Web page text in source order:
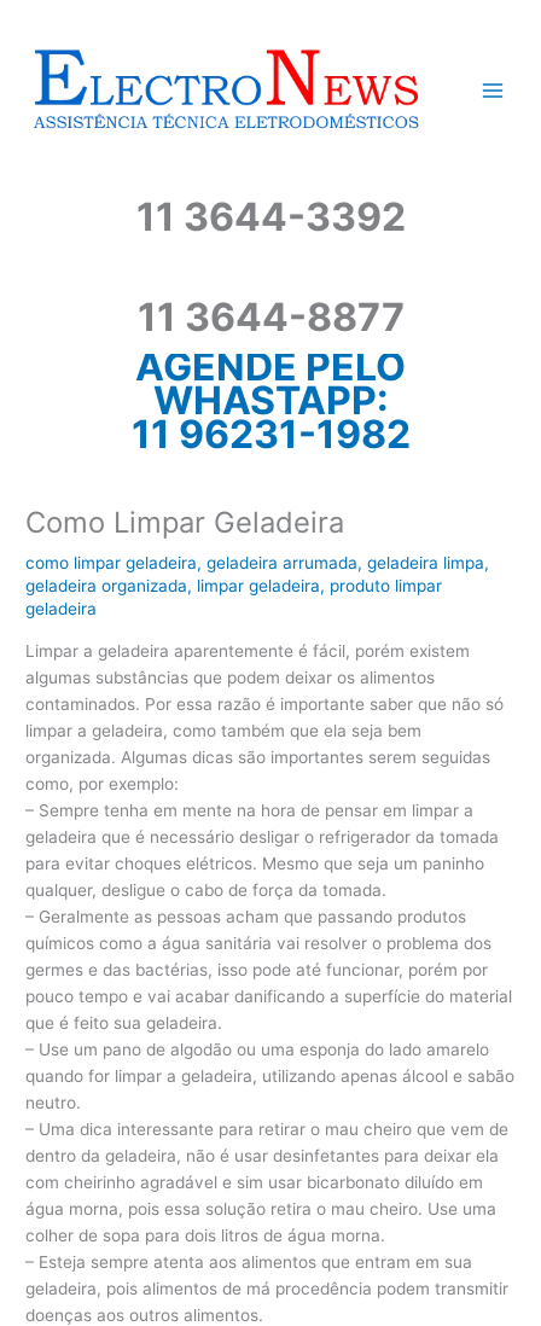
conteúdo
11 3644-3392
11 3644-8877
AGENDE PELO
WHASTAPP:
11 96231-1982
Como Limpar Geladeira
como limpar geladeira,geladeira arrumada,geladeira limpa,
geladeira organizada, limpar geladeira, produto limpar
geladeira
Limpar a geladeira aparentemente é fácil, porém existem
algumas substâncias que podem deixar os alimentos
contaminados. Por essa razão é importante saber que não só
limpar a geladeira, como também que ela seja bem
organizada. Algumas dicas são importantes serem seguidas
como, por exemplo:
– Sempre tenha em mente na hora de pensar em limpar a
geladeira que é necessário desligar o refrigerador da tomada
para evitar choques elétricos. Mesmo que seja um paninho
qualquer, desligue o cabo de força da tomada.
– Geralmente as pessoas acham que passando produtos
químicos como a água sanitária vai resolver o problema dos
germes e das bactérias, isso pode até funcionar, porém por
pouco tempo e vai acabar danificando a superfície do material
que é feito sua geladeira.
– Use um pano de algodão ou uma esponja do lado amarelo
quando for limpar a geladeira, utilizando apenas álcool e sabão
neutro.
– Uma dica interessante para retirar o mau cheiro que vem de
dentro da geladeira, não é usar desinfetantes para deixar ela
com cheirinho agradável e sim usar bicarbonato diluído em
água morna, pois essa solução retira o mau cheiro. Use uma
colher de sopa para dois litros de água morna.
– Esteja sempre atenta aos alimentos que entram em sua
geladeira, pois alimentos de má procedência podem transmitir
doenças aos outros alimentos.